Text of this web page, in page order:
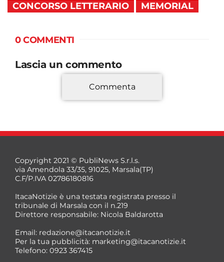
CONCORSO LETTERARIO MEMORIAL
0 COMMENTI
Lascia un commento
*
*
Commenta
Copyright 2021 © PubliNews S.r.l.s.
via Amendola 33/35, 91025, Marsala(TP)
C.F/P.IVA 02786180816
ItacaNotizie è una testata registrata presso il
tribunale di Marsala con il n.219
Direttore responsabile: Nicola Baldarotta
Email: redazione@itacanotizie.it
Per la tua pubblicità: marketing@itacanotizie.it
Telefono: 0923 367415